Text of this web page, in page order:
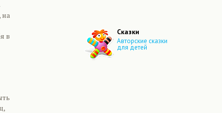
на
в
Сказки
Авторские сказки
для детей